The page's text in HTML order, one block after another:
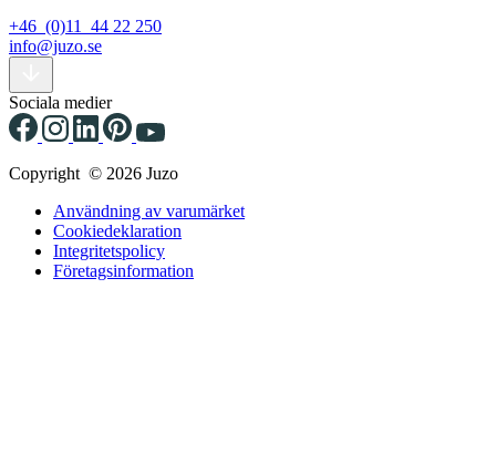
+46 (0)11 44 22 250
info@juzo.se
Sociala medier
Copyright © 2026 Juzo
Användning av varumärket
Cookiedeklaration
Integritetspolicy
Företagsinformation